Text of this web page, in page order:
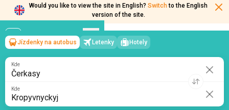
Would you like to view the site in English? Switch to the English
version of the site.
Čerkasy →Kropyvnyckyj
po, 10 srpna/1 cestující
Jízdenky na autobus Letenky Hotely
Kde
Kde